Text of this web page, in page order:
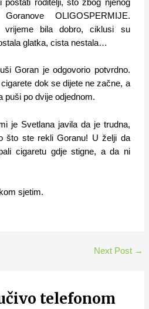
postati roditelji, što zbog njenog
OLIGOSPERMIJE.
bila dobro, ciklusi su
glatka, cista nestala…
Goran je odgovorio potvrdno.
dok se dijete ne začne, a
puši po dvije odjednom.
je Svetlana javila da je trudna,
što ste rekli Goranu! U želji da
cigaretu gdje stigne, a da ni
sjetim.
Next Post →
telefonom